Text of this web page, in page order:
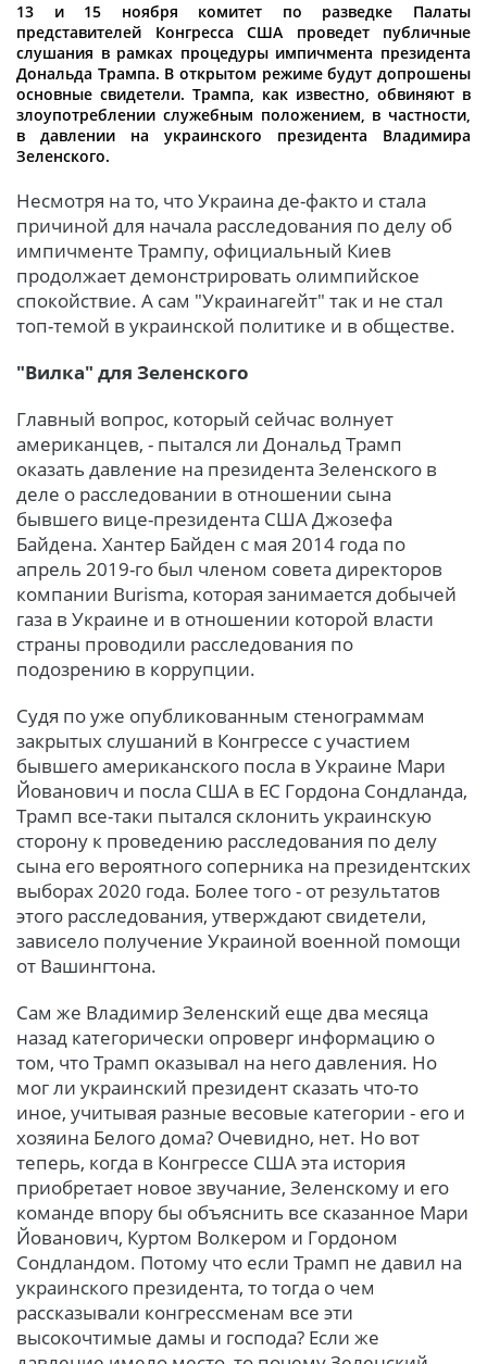
13 и 15 ноября комитет по разведке Палаты
представителей Конгресса США проведет публичные
слушания в рамках процедуры импичмента президента
Дональда Трампа. В открытом режиме будут допрошены
основные свидетели. Трампа, как известно, обвиняют в
злоупотреблении служебным положением, в частности,
в давлении на украинского президента Владимира
Зеленского.
Несмотря на то, что Украина де-факто и стала
причиной для начала расследования по делу об
импичменте Трампу, официальный Киев
продолжает демонстрировать олимпийское
спокойствие. А сам "Украинагейт" так и не стал
топ-темой в украинской политике и в обществе.
"Вилка" для Зеленского
Главный вопрос, который сейчас волнует
американцев, - пытался ли Дональд Трамп
оказать давление на президента Зеленского в
деле о расследовании в отношении сына
бывшего вице-президента США Джозефа
Байдена. Хантер Байден с мая 2014 года по
апрель 2019-го был членом совета директоров
компании Burisma, которая занимается добычей
газа в Украине и в отношении которой власти
страны проводили расследования по
подозрению в коррупции.
Судя по уже опубликованным стенограммам
закрытых слушаний в Конгрессе с участием
бывшего американского посла в Украине Мари
Йованович и посла США в ЕС Гордона Сондланда,
Трамп все-таки пытался склонить украинскую
сторону к проведению расследования по делу
сына его вероятного соперника на президентских
выборах 2020 года. Более того - от результатов
этого расследования, утверждают свидетели,
зависело получение Украиной военной помощи
от Вашингтона.
Сам же Владимир Зеленский еще два месяца
назад категорически опроверг информацию о
том, что Трамп оказывал на него давления. Но
мог ли украинский президент сказать что-то
иное, учитывая разные весовые категории - его и
хозяина Белого дома? Очевидно, нет. Но вот
теперь, когда в Конгрессе США эта история
приобретает новое звучание, Зеленскому и его
команде впору бы объяснить все сказанное Мари
Йованович, Куртом Волкером и Гордоном
Сондландом. Потому что если Трамп не давил на
украинского президента, то тогда о чем
рассказывали конгрессменам все эти
высокочтимые дамы и господа? Если же